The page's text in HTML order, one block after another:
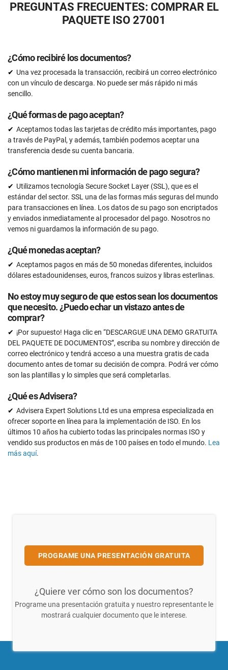
45 plantillas de documentos que cumplen con ISO
Acceso a tutoriales en video (En Inglés)
Soporte mediante correo electrónico
Ilimitado
Asistencia personalizada con un experto en ISO
27001
Revisión de expertos (documentos completos)
15 documentos
Programa de formación en concienciación sobre
seguridad (En Inglés)
50 usuarios
Revisión previa a la auditoría
PREGUNTAS FRECUENTES: COMPRAR EL
PAQUETE ISO 27001
¿Cómo recibiré los documentos?
Una vez procesada la transacción, recibirá un correo electrónico
con un vínculo de descarga. No puede ser más rápido ni más
sencillo.
¿Qué formas de pago aceptan?
Aceptamos todas las tarjetas de crédito más importantes, pago
a través de PayPal, y además, también podemos aceptar una
transferencia desde su cuenta bancaria.
¿Cómo mantienen mi información de pago segura?
Utilizamos tecnología Secure Socket Layer (SSL), que es el
estándar del sector. SSL una de las formas más seguras del mundo
para transacciones en línea. Los datos de su pago son encriptados
y enviados inmediatamente al procesador del pago. Nosotros no
vemos ni guardamos la información de su pago.
¿Qué monedas aceptan?
Aceptamos pagos en más de 50 monedas diferentes, incluidos
dólares estadounidenses, euros, francos suizos y libras esterlinas.
No estoy muy seguro de que estos sean los documentos
que necesito. ¿Puedo echar un vistazo antes de
comprar?
¡Por supuesto! Haga clic en “DESCARGUE UNA DEMO GRATUITA
DEL PAQUETE DE DOCUMENTOS”, escriba su nombre y dirección de
correo electrónico y tendrá acceso a una muestra gratis de cada
documento antes de tomar su decisión de compra. Podrá ver cómo
son las plantillas y lo simples que será completarlas.
¿Qué es Advisera?
Advisera Expert Solutions Ltd es una empresa especializada en
ofrecer soporte en línea para la implementación de ISO. En los
últimos 10 años ha cubierto todas las principales normas ISO y
vendido sus productos en más de 100 países en todo el mundo. Lea
más aquí.
PROGRAME UNA PRESENTACIÓN GRATUITA
¿Quiere ver cómo son los documentos?
Programe una presentación gratuita y nuestro representante le
mostrará cualquier documento que le interese.